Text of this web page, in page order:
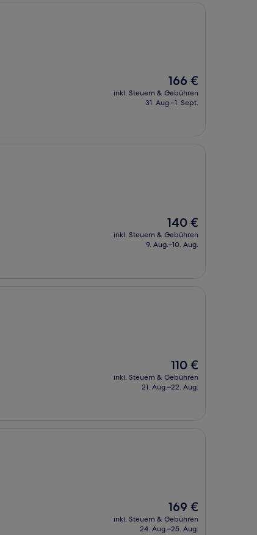
Der
Preis
beträgt
166 €
inkl. Steuern & Gebühren
31. Aug.–1. Sept.
Der
Preis
beträgt
140 €
inkl. Steuern & Gebühren
9. Aug.–10. Aug.
Der
Preis
beträgt
110 €
inkl. Steuern & Gebühren
21. Aug.–22. Aug.
Der
Preis
beträgt
169 €
inkl. Steuern & Gebühren
24. Aug.–25. Aug.